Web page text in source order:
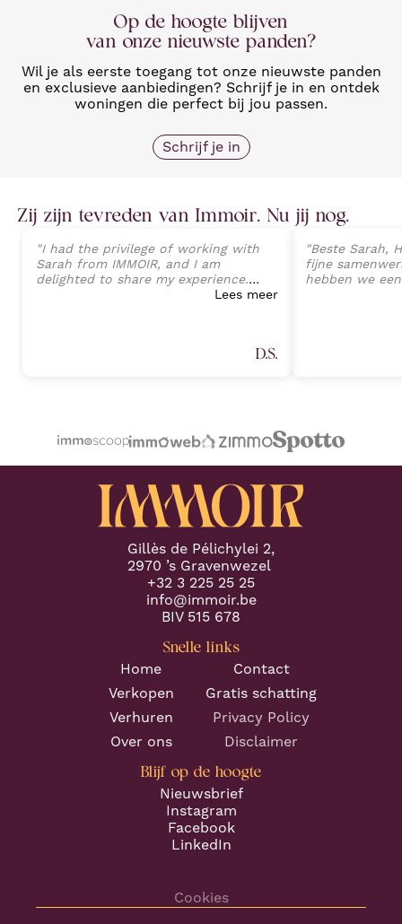
Op de hoogte blijven
van onze nieuwste panden?
Wil je als eerste toegang tot onze nieuwste panden
en exclusieve aanbiedingen? Schrijf je in en ontdek
woningen die perfect bij jou passen.
Schrijf je in
Zij zijn tevreden van Immoir. Nu jij nog.
"I had the privilege of working with
Sarah from IMMOIR, and I am
delighted to share my experience.
Sarah exhibited an exceptional level
Lees meer
D.S.
"Beste Sarah,
fijne
hebben we
Gillès de Pélichylei 2,
2970 ’s Gravenwezel
+32 3 225 25 25
info@immoir.be
BIV 515 678
Snelle links
Home
Contact
Verkopen
Gratis schatting
Verhuren
Privacy Policy
Over ons
Disclaimer
Blijf op de hoogte
Nieuwsbrief
Instagram
Facebook
LinkedIn
Cookies